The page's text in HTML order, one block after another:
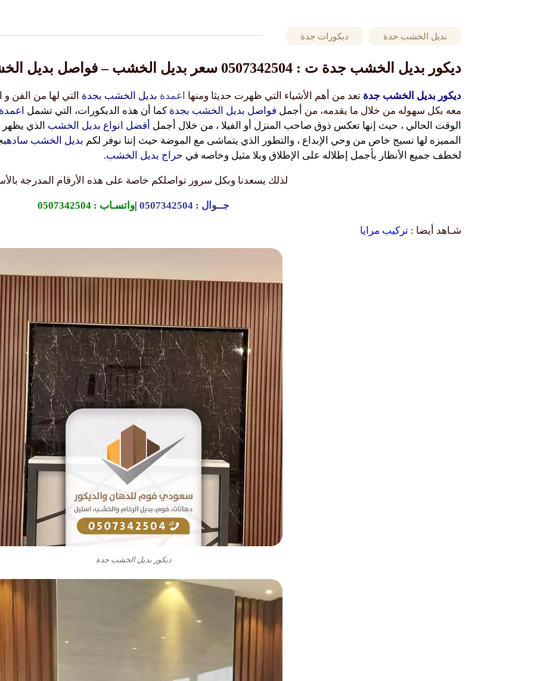
بديل الخشب جدة ديكورات جدة
ديكور بديل الخشب جدة ت : 0507342504 سعر بديل الخشب – فواصل بديل الخشب – اعمدة بديل الخشب جده
ديكور بديل الخشب جدة تعد من أهم الأشياء التي ظهرت حديثا ومنها اعمدة بديل الخشب بجدة التي لها من الفن
معه بكل سهوله من خلال ما يقدمه، من أجمل فواصل بديل الخشب بجدة كما أن هذه الديكورات، التي تشمل
الوقت الحالي ، حيث إنها تعكس ذوق صاحب المنزل أو الفيلا ، من خلال أجمل أفضل انواع بديل الخشب الذي
المميزه لها نسيج خاص من وحي الإبداع ، والتطور الذي يتماشى مع الموضة حيث إننا نوفر لكم بديل الخشب ساده
لخطف جميع الأنظار بأجمل إطلاله على الإطلاق وبلا مثيل وخاصه في حراج بديل الخشب.
لذلك يسعدنا وبكل سرور تواصلكم خاصة على هذه الأرقام المدرجة
جــوال : 0507342504
|واتسـاب : 0507342504
شـاهد أيضا : تركيب مرايا
ديكور بديل الخشب جدة